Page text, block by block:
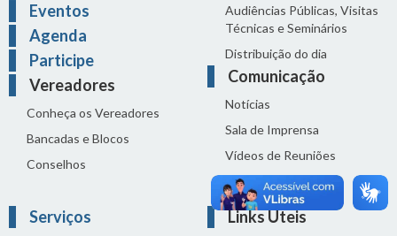
Eventos
Agenda
Participe
Vereadores
Conheça os Vereadores
Bancadas e Blocos
Conselhos
Audiências Públicas, Visitas
Técnicas e Seminários
Distribuição do dia
Comunicação
Notícias
Sala de Imprensa
Vídeos de Reuniões
Solenidades
Serviços Links Úteis